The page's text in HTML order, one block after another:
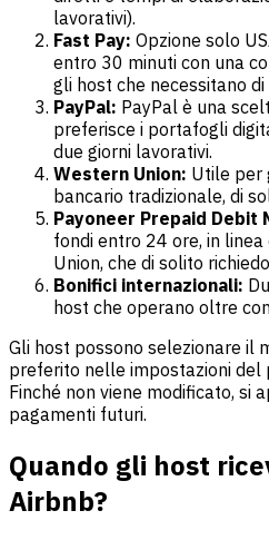
lavorativi).
Fast Pay: Opzione solo
entro 30 minuti con una
gli host che necessitano
PayPal: PayPal è una
preferisce i portafogli
due giorni lavorativi.
Western Union: Utile per
bancario tradizionale, di
Payoneer Prepaid Debit
fondi entro 24 ore, in
Union, che di solito
Bonifici internazionali:
host che operano oltre
Gli host possono selezionare il
preferito nelle impostazioni del
Finché non viene modificato, si
pagamenti futuri.
Quando gli host
Airbnb?